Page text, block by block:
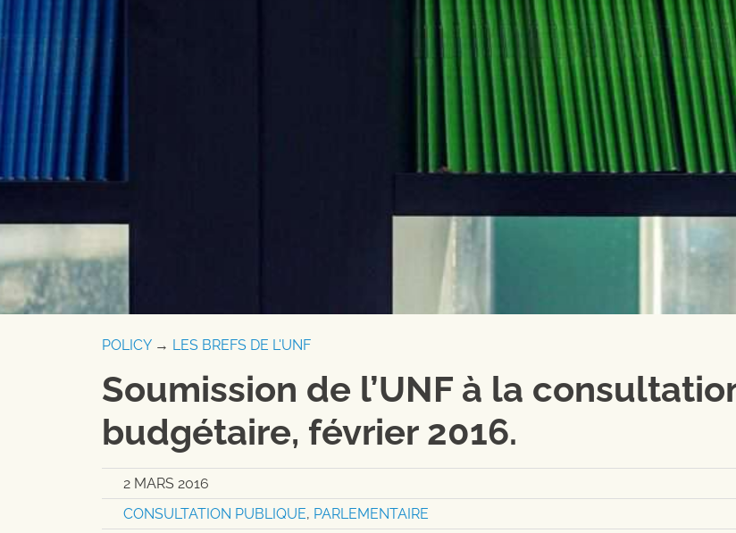
POLICY→ LES BREFS DE L'UNF
Soumission de l’UNF à la
budgétaire, février 2016.
2 MARS 2016
CONSULTATION PUBLIQUE, PARLEMENTAIRE